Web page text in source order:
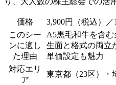
価格
3,900円（税込）／
このシー
ンに適し
た理由
A5黒毛和牛を含
生面と格式の両立
単価設定も魅力
対応エリ
ア
東京都（23区）・